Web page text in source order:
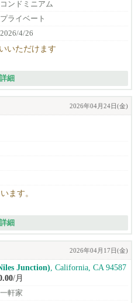
コンドミニアム
プライベート
2026/4/26
いただけます
詳細
2026年04月24日(金)
ます。
詳細
2026年04月17日(金)
Junction) , California, CA 94587‎
/月
一軒家